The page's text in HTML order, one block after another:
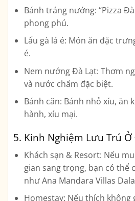
Bánh tráng nướng: “Pizza
phong phú.
Lẩu gà lá é: Món ăn đặc
é.
Nem nướng Đà Lạt: Thơm
và nước chấm đặc biệt.
Bánh căn: Bánh nhỏ xíu, ăn
hành, xíu mại.
5. Kinh Nghiệm Lưu Trú
Khách sạn & Resort: Nếu
gian sang trọng, bạn có thể
như Ana Mandara Villas
Homestay: Nếu thích không